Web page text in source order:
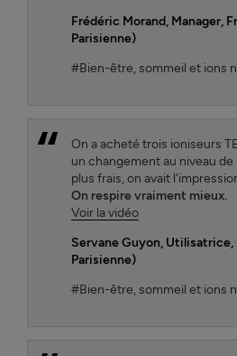
Frédéric Morand, Manager,
Parisienne)
#Bien-être, sommeil et ions
On a acheté trois ioniseurs
un changement au niveau
plus frais, on avait
On respire vraiment mieux.
Voir la vidéo
Servane Guyon, Utilisatrice,
Parisienne)
#Bien-être, sommeil et ions